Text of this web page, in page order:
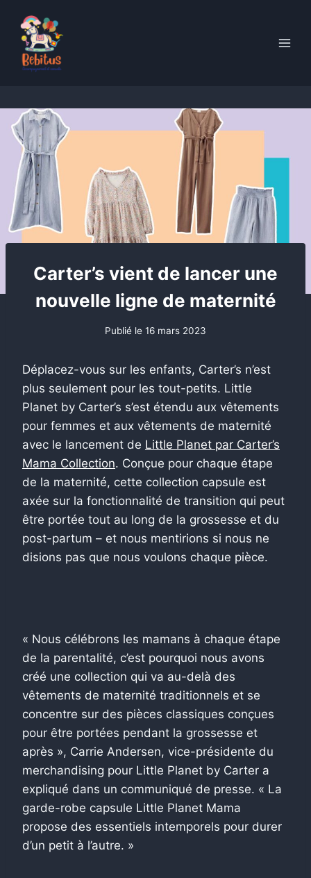
content
Carter’s vient de lancer une
nouvelle ligne de maternité
Publié le 16 mars 2023
Déplacez-vous sur les enfants, Carter’s n’est
plus seulement pour les tout-petits. Little
Planet by Carter’s s’est étendu aux vêtements
pour femmes et aux vêtements de maternité
avec le lancement de Little Planet par Carter’s
Mama Collection. Conçue pour chaque étape
de la maternité, cette collection capsule est
axée sur la fonctionnalité de transition qui peut
être portée tout au long de la grossesse et du
post-partum – et nous mentirions si nous ne
disions pas que nous voulons chaque pièce.
« Nous célébrons les mamans à chaque étape
de la parentalité, c’est pourquoi nous avons
créé une collection qui va au-delà des
vêtements de maternité traditionnels et se
concentre sur des pièces classiques conçues
pour être portées pendant la grossesse et
après », Carrie Andersen, vice-présidente du
merchandising pour Little Planet by Carter a
expliqué dans un communiqué de presse. « La
garde-robe capsule Little Planet Mama
propose des essentiels intemporels pour durer
d’un petit à l’autre. »